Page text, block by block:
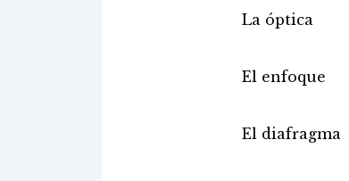
La óptica
El enfoque
El diafragma